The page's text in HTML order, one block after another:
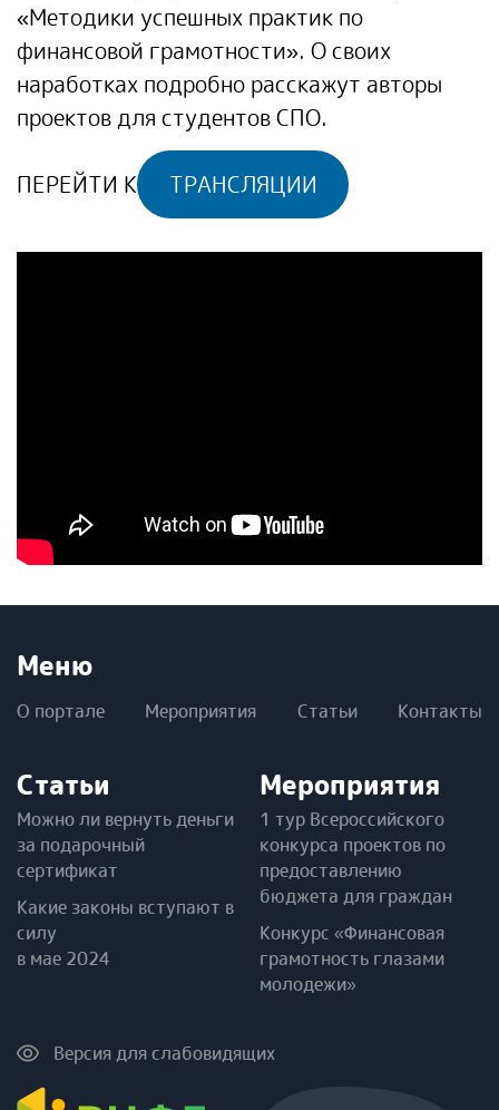
«Методики успешных практик по
финансовой грамотности». О своих
наработках подробно расскажут авторы
проектов для студентов СПО.
ПЕРЕЙТИ К ТРАНСЛЯЦИИ
Меню
О портале Мероприятия Статьи Контакты
Статьи
Можно ли вернуть деньги
за подарочный
сертификат
Какие законы вступают в
силу
в мае 2024
Мероприятия
1 тур Всероссийского
конкурса проектов по
предоставлению
бюджета для граждан
Конкурс «Финансовая
грамотность глазами
молодежи»
Версия для слабовидящих